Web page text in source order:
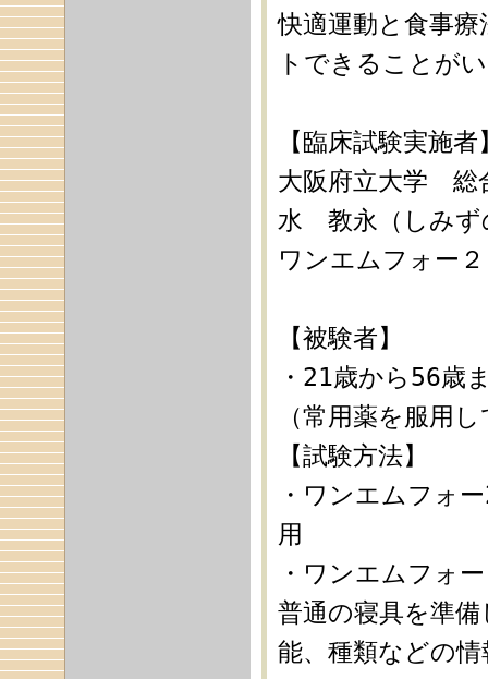
快適運動と食事
トできることが
【臨床試験実施者
大阪府立大学
水 教永（しみず
ワンエムフォー
【被験者】
・21歳から56歳
（常用薬を服用
【試験方法】
・ワンエムフォ
用
・ワンエムフォ
普通の寝具を準
能、種類などの